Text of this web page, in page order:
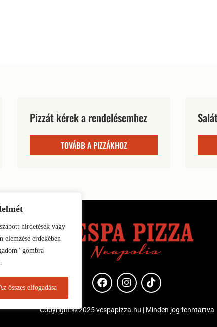
hirdetések vagy
érdekében
gombra
összes elfogadása
Pizzát kérek a rendelésemhez
TOVÁBB A PIZZÁKHOZ
Copyright © 2025 vespapizza.hu | Minden jog fenntartva